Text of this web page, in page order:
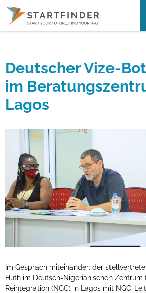
Deutscher Vize-
im
Lagos
Im Gespräch miteinander: der
Huth im Deutsch-Nigerianischen Zentrum
Reintegration (NGC) in Lagos mit NGC-